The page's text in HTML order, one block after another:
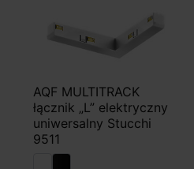
AQF MULTITRACK
łącznik „L” elektryczny
uniwersalny Stucchi
9511